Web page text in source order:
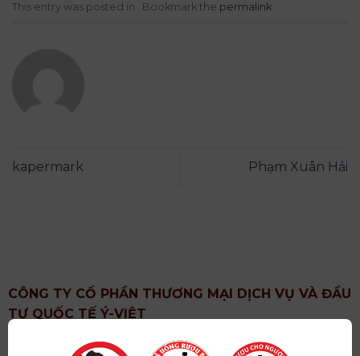
This entry was posted in . Bookmark the permalink.
kapermark Phạm Xuân Hải
CÔNG TY CỔ PHẦN THƯƠNG MẠI DỊCH VỤ VÀ ĐẦU
TƯ QUỐC TẾ Ý-VIỆT
: Khu 6, Xã Hoài Đức, Thành Phố Hà Nội